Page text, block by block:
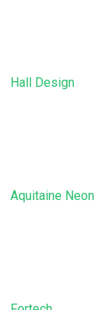
Hall Design
Aquitaine Neon